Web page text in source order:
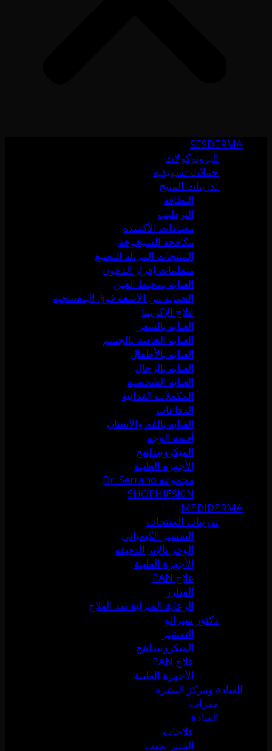
SESDERMA
البروتوكولات
حملات تسويقية
تدريبات المنتج
النظافة
الترطيب
مضادات الأكسدة
مكافحة الشيخوخة
المنتجات المزيلة للتصبغ
منظمات إفراز الدهون
العناية بمحيط العين
الحماية من الأشعة فوق البنفسجية
علاج الإكزيما
العناية بالشعر
العناية الخاصة بالجسم
العناية بالأطفال
العناية بالرجال
العناية الشخصية
المكملات الغذائية
الدفاعات
العناية بالفم والأسنان
أقنعة الوجه
الميكرونيدلينج
الأجهزة الطبية
مجموعة Dr. Serrano
SHOPHIESKIN
MEDIDERMA
تدريبات المنتجات
التقشير الكيميائي
الوخز بالإبر الدقيقة
الأجهزة الطبية
علاج PAN
الفيلرز
الرعاية المنزلية بعد العلاج
دكتور سيرانو
التقشير
الميكرونيدلينج
علاج PAN
الأجهزة الطبية
العيادة ومركز البشرة
مقرات
العيادة
علاجات
الخبير يجيب